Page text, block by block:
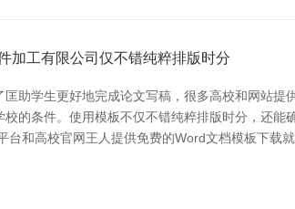
加工有限公司仅不错纯粹排版时分
助学生更好地完成论文写稿，很多高校和网站
的条件。使用模板不仅不错纯粹排版时分，还
和高校官网王人提供免费的Word文档模板下载